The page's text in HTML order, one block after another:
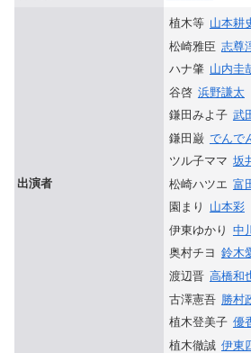
出演者
植木等 山本耕
松崎雅臣 志尊
ハナ肇 山内圭
谷啓 浜野謙太
鎌田みよ子 武
鎌田巌 でんで
ツル子ママ 坂
松崎ハツエ 富
園まり
山本彩
伊東ゆかり 中
奥村チヨ 鈴木
渡辺晋 高橋和
古澤憲吾 勝村
植木登美子 優
植木徹誠 伊東